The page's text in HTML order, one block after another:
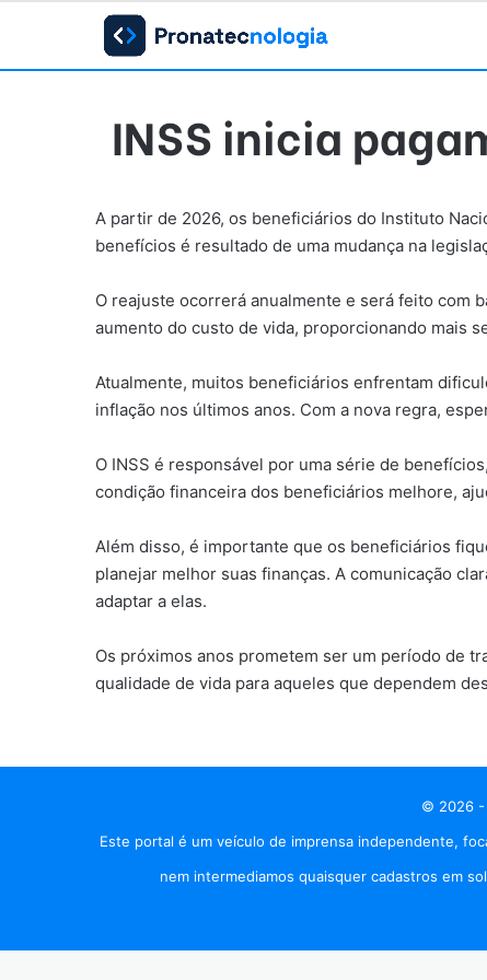
INSS inicia
A partir de 2026, os beneficiários do Instituto
benefícios é resultado de uma mudança na
O reajuste ocorrerá anualmente e será feito com
aumento do custo de vida, proporcionando mais
Atualmente, muitos beneficiários enfrentam
inflação nos últimos anos. Com a nova regra,
O INSS é responsável por uma série de
condição financeira dos beneficiários melhore,
Além disso, é importante que os beneficiários
planejar melhor suas finanças. A comunicação
adaptar a elas.
Os próximos anos prometem ser um período de
qualidade de vida para aqueles que dependem
© 2026 -
Este portal é um veículo de imprensa independente,
nem intermediamos quaisquer cadastros em